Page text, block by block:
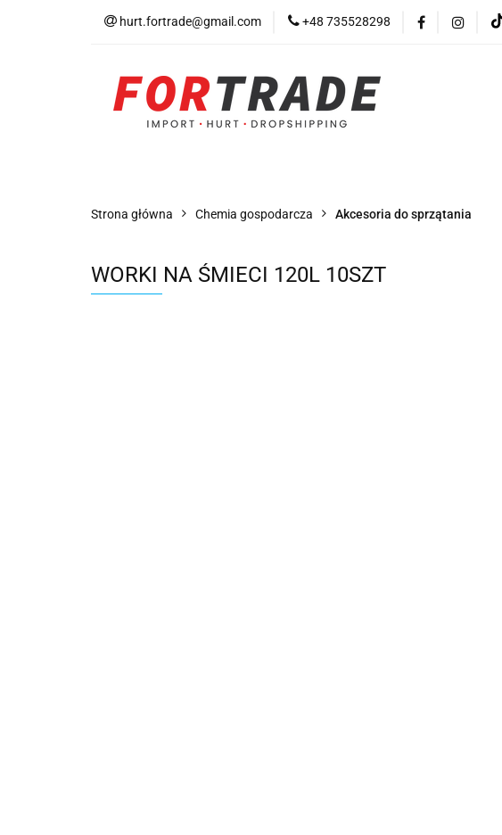
hurt.fortrade@gmail.com +48 735528298
Kategorie Promocje Nowości
Warunki współpracy
Strona główna Chemia gospodarcza Akcesoria do sprzątania
WORKI NA ŚMIECI 120L 10SZT